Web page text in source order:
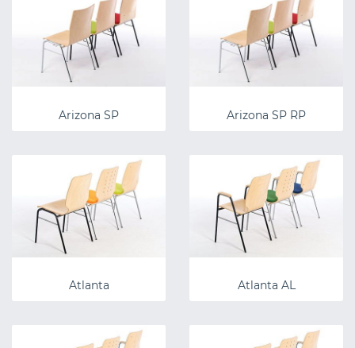
Arizona SP Arizona SP RP
Atlanta Atlanta AL